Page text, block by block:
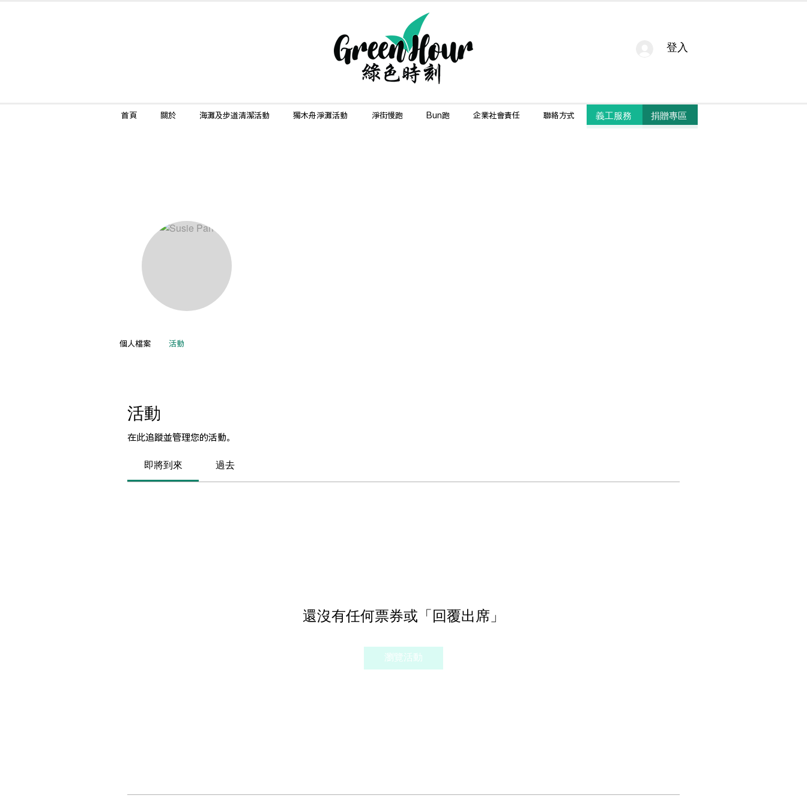
登入
首頁 關於 海灘及步道清潔活動 獨木舟淨灘活動 淨街慢跑 Bun跑 企業社會責任 聯絡方式 捐贈專區
義工服務
活動
在此追蹤並管理您的活動。
即將到來 過去
還沒有任何票券或「回覆出席」
瀏覽活動
個人檔案 活動